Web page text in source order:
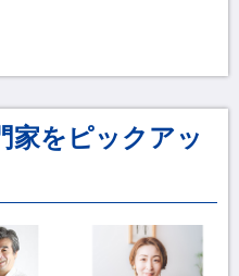
家をピックアッ